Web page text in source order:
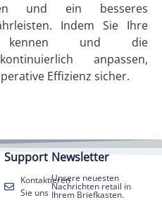
und ein besseres
Indem Sie Ihre
kennen und die
anpassen,
Effizienz sicher.
Support
Kontaktieren
Sie uns
Newsletter
Unsere neuesten
Nachrichten retail in
Ihrem Briefkasten.